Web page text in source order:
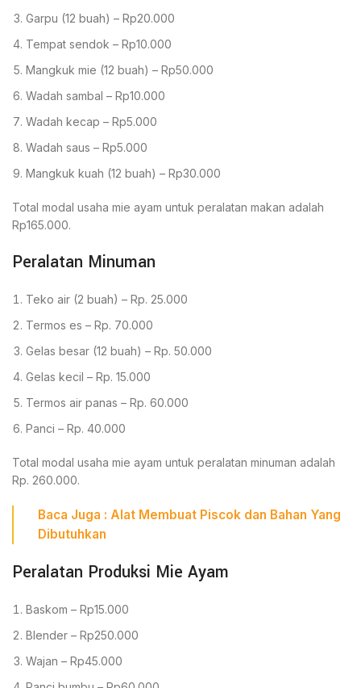
Garpu (12 buah) – Rp20.000
Tempat sendok – Rp10.000
Mangkuk mie (12 buah) – Rp50.000
Wadah sambal – Rp10.000
Wadah kecap – Rp5.000
Wadah saus – Rp5.000
Mangkuk kuah (12 buah) – Rp30.000
Total modal usaha mie ayam untuk peralatan makan adalah
Rp165.000.
Peralatan Minuman
Teko air (2 buah) – Rp. 25.000
Termos es – Rp. 70.000
Gelas besar (12 buah) – Rp. 50.000
Gelas kecil – Rp. 15.000
Termos air panas – Rp. 60.000
Panci – Rp. 40.000
Total modal usaha mie ayam untuk peralatan minuman adalah
Rp. 260.000.
Baca Juga : Alat Membuat Piscok dan Bahan Yang
Dibutuhkan
Peralatan Produksi Mie Ayam
Baskom – Rp15.000
Blender – Rp250.000
Wajan – Rp45.000